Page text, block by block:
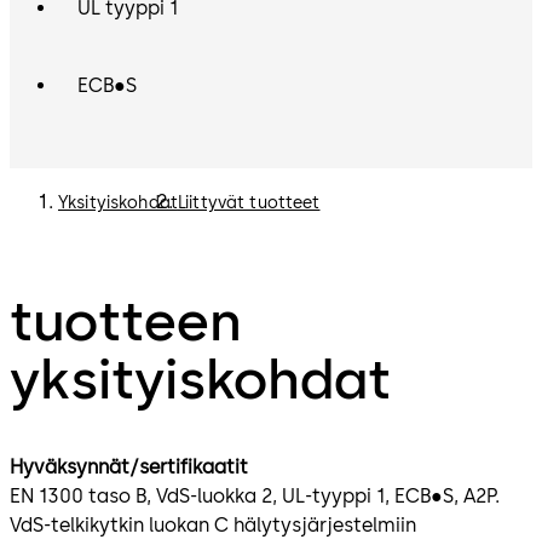
UL tyyppi 1
ECB●S
YksityiskohdatLiittyvät tuotteet
tuotteen
yksityiskohdat
Hyväksynnät/sertifikaatit
EN 1300 taso B, VdS-luokka 2, UL-tyyppi 1, ECB●S, A2P.
VdS-telkikytkin luokan C hälytysjärjestelmiin